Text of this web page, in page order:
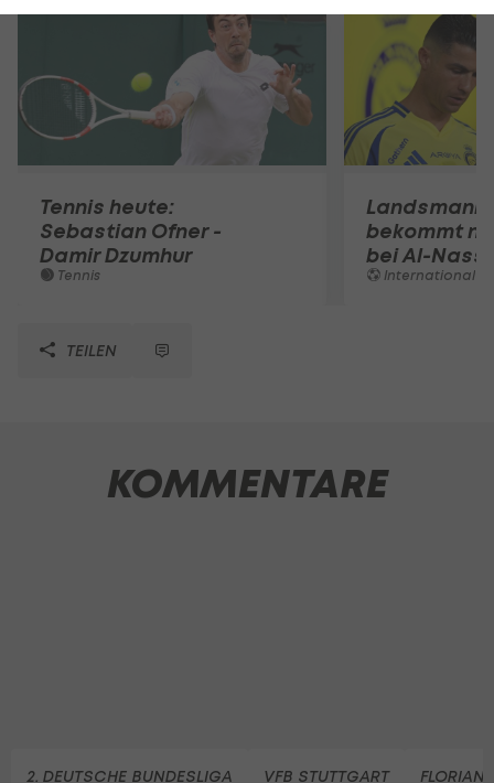
Tennis heute:
Sebastian Ofner -
Damir Dzumhur
Tennis
bekommt
bei Al-Nassr
International
TEILEN
KOMMENTARE
2. DEUTSCHE BUNDESLIGA VFB STUTTGART FLORIAN